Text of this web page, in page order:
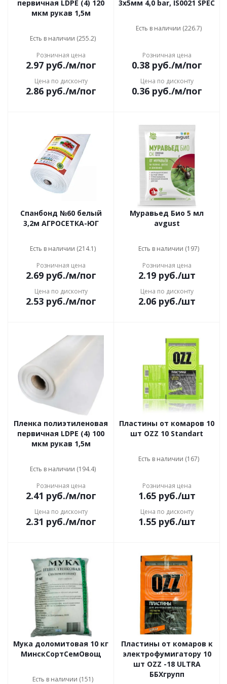
первичная LDPE (4) 120
мкм рукав 1,5м
Есть в наличии (255.2)
Розничная цена
2.97руб./м/пог
Цена по дисконту
2.86руб./м/пог
3х5мм 4,0 bar, IS0021 SPEC
Есть в наличии (226.7)
Розничная цена
0.38руб./м/пог
Цена по дисконту
0.36руб./м/пог
Спанбонд №60 белый
3,2м АГРОСЕТКА-ЮГ
Есть в наличии (214.1)
Розничная цена
2.69руб./м/пог
Цена по дисконту
2.53руб./м/пог
Муравьед Био 5 мл
avgust
Есть в наличии (197)
Розничная цена
2.19руб./шт
Цена по дисконту
2.06руб./шт
Пленка полиэтиленовая
первичная LDPE (4) 100
мкм рукав 1,5м
Есть в наличии (194.4)
Розничная цена
2.41 руб./м/пог
Цена по дисконту
2.31 руб./м/пог
Пластины от комаров 10
шт OZZ 10 Standart
Есть в наличии (167)
Розничная цена
1.65руб./шт
Цена по дисконту
1.55руб./шт
Мука доломитовая 10 кг
МинскСортСемОвощ
Есть в наличии (151)
Пластины от комаров к
электрофумигатору 10
шт OZZ -18 ULTRA
ББХгрупп